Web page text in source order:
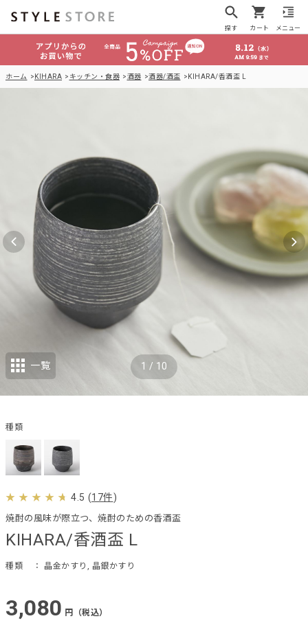
探す カート メニュー
ホーム KIHARA キッチン・食器 酒器 酒器/酒盃 KIHARA/香酒盃 L
KIHARA/香酒盃 L
焼酎の風味が際立つ、焼酎のための香酒盃
種類 ： 晶金かすり, 晶銀かすり
4.5 (17件)
3,080 円（税込）
1 / 10
一覧
種類